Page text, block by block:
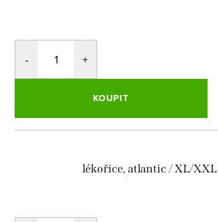
KOUPIT
lékořice, atlantic / XL/XXL